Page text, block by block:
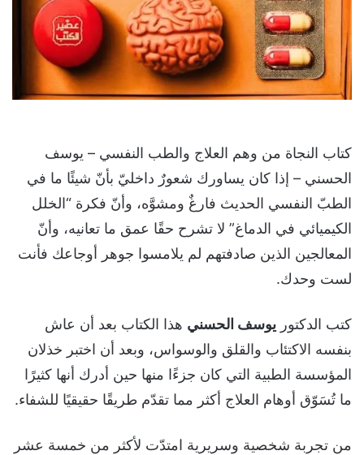
كتاب النجاة من وهم العلاج والطب النفسي – يوسف
الحسني – إذا كان يساورك شعورٌ داخليّ بأنّ شيئًا ما في
الطبّ النفسي الحديث فارغٌ ومشوَّه، وأنّ فكرة “الخلل
الكيميائي في الدماغ” لا تشرح حقًا عمق ما تعانيه، وأنّ
المعالجين الذين صادفتهم لم يلامسوا جوهر أوجاعك فأنت
لست وحدك.
كتب الدكتور يوسف الحسني هذا الكتاب بعد أن عاش
بنفسه الاكتئاب والقلق والوسواس، وبعد أن اختبر خذلان
المؤسسة الطبية التي كان جزءًا منها حين أدرك أنها كثيرًا
ما تُسَوّق أوهام العلاج أكثر مما تقدّم طريقًا حقيقيًا للشفاء.
من تجربة شخصية وسريرية امتدّت لأكثر من خمسة عشر